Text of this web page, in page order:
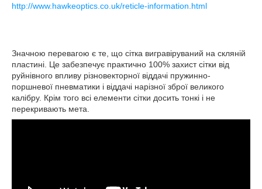
http://www.hawkeoptics.co.uk/reticle-information.html
Значною перевагою є те, що сітка вигравіруваний на скляній
пластині. Це забезпечує практично 100% захист сітки від
руйнівного впливу різновекторної віддачі пружинно-
поршневої пневматики і віддачі нарізної зброї великого
калібру. Крім того всі елементи сітки досить тонкі і не
перекривають мета.